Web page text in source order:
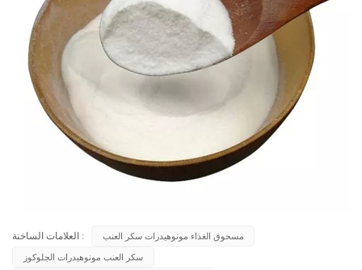
العلامات الساخنة :
مسحوق الغذاء مونوهيدرات سكر العنب
سكر العنب مونوهيدرات الجلوكوز